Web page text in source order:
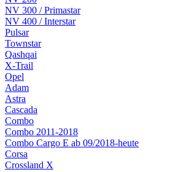
NV 300 / Primastar
NV 400 / Interstar
Pulsar
Townstar
Qashqai
X-Trail
Opel
Adam
Astra
Cascada
Combo
Combo 2011-2018
Combo Cargo E ab 09/2018-heute
Corsa
Crossland X